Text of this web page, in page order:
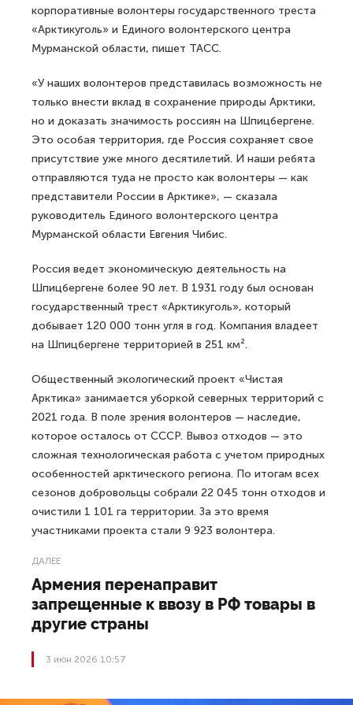
корпоративные волонтеры государственного треста
«Арктикуголь» и Единого волонтерского центра
Мурманской области, пишет ТАСС.
«У наших волонтеров представилась возможность не
только внести вклад в сохранение природы Арктики,
но и доказать значимость россиян на Шпицбергене.
Это особая территория, где Россия сохраняет свое
присутствие уже много десятилетий. И наши ребята
отправляются туда не просто как волонтеры — как
представители России в Арктике», — сказала
руководитель Единого волонтерского центра
Мурманской области Евгения Чибис.
Россия ведет экономическую деятельность на
Шпицбергене более 90 лет. В 1931 году был основан
государственный трест «Арктикуголь», который
добывает 120 000 тонн угля в год. Компания владеет
на Шпицбергене территорией в 251 км².
Общественный экологический проект «Чистая
Арктика» занимается уборкой северных территорий с
2021 года. В поле зрения волонтеров — наследие,
которое осталось от СССР. Вывоз отходов — это
сложная технологическая работа с учетом природных
особенностей арктического региона. По итогам всех
сезонов добровольцы собрали 22 045 тонн отходов и
очистили 1 101 га территории. За это время
участниками проекта стали 9 923 волонтера.
ДАЛЕЕ
Армения перенаправит
запрещенные к ввозу в РФ товары в
другие страны
3 июн 2026 10:57